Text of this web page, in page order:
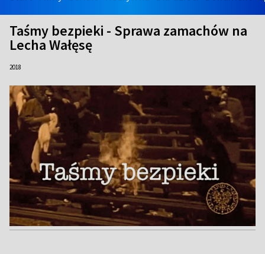
Taśmy bezpieki - Sprawa zamachów na
Lecha Wałęsę
2018